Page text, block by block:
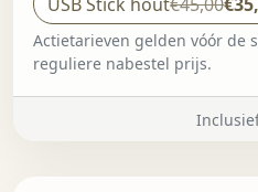
Actietarieven gelden vóór de
reguliere nabestel prijs.